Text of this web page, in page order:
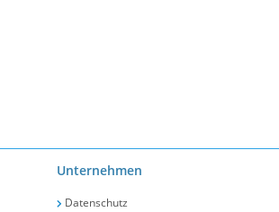
Unternehmen
Datenschutz